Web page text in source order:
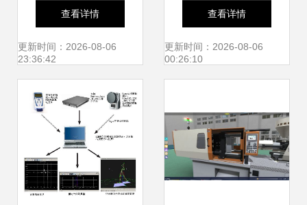
计中的研究 专业建
模方法与实战技巧
查看详情
更新时间：2026-08-06
23:36:42
与计算机软件研发
的协同发展之路
查看详情
更新时间：2026-08-06
00:26:10